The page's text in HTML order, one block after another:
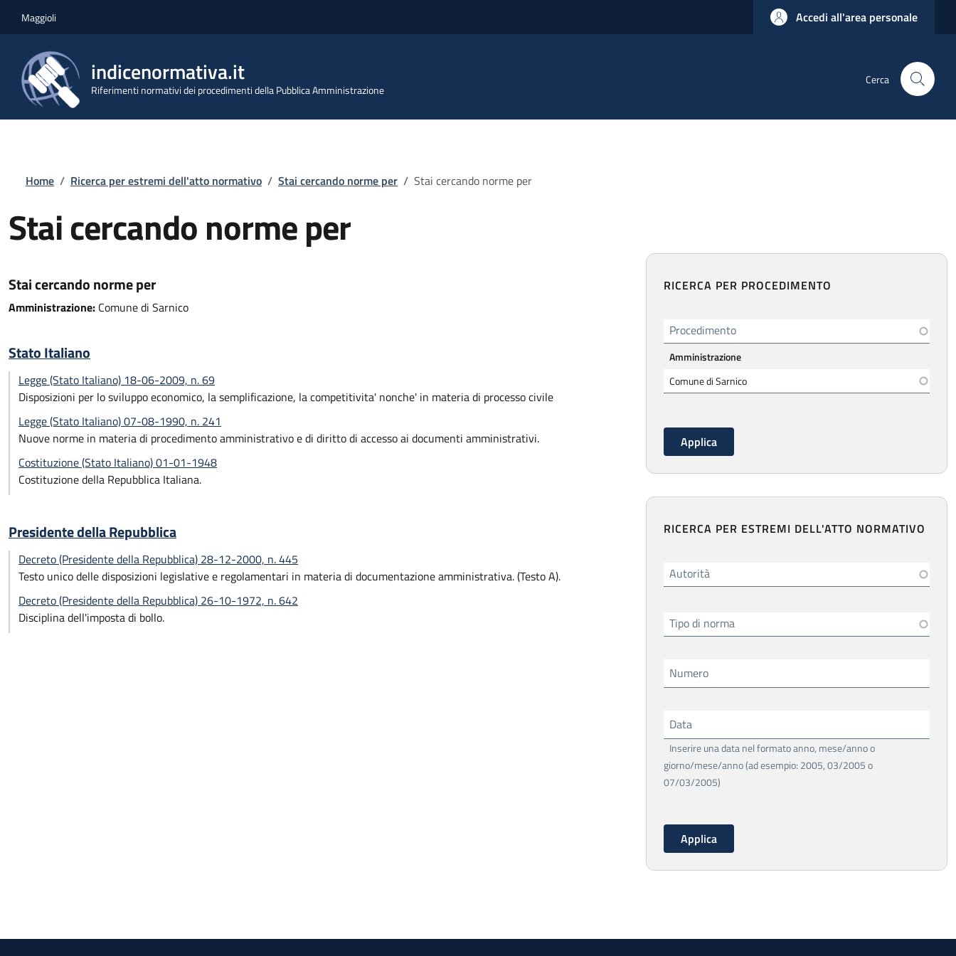
Maggioli Accedi all'area personale
indicenormativa.it
Riferimenti normativi dei procedimenti della Pubblica Amministrazione
Cerca
Briciole di pane
Home / Ricerca per estremi dell'atto normativo / Stai cercando norme per / Stai cercando norme per
Stai cercando norme per
Stai cercando norme per
Amministrazione: Comune di Sarnico
Stato Italiano
Legge (Stato Italiano) 18-06-2009, n. 69
Disposizioni per lo sviluppo economico, la semplificazione, la competitivita' nonche' in materia di processo civile
Legge (Stato Italiano) 07-08-1990, n. 241
Nuove norme in materia di procedimento amministrativo e di diritto di accesso ai documenti amministrativi.
Costituzione (Stato Italiano) 01-01-1948
Costituzione della Repubblica Italiana.
Presidente della Repubblica
Decreto (Presidente della Repubblica) 28-12-2000, n. 445
Testo unico delle disposizioni legislative e regolamentari in materia di documentazione amministrativa. (Testo A).
Decreto (Presidente della Repubblica) 26-10-1972, n. 642
Disciplina dell'imposta di bollo.
RICERCA PER PROCEDIMENTO
Procedimento
Amministrazione
RICERCA PER ESTREMI DELL'ATTO NORMATIVO
Autorità
Tipo di norma
Numero
Data
Inserire una data nel formato anno, mese/anno o
giorno/mese/anno (ad esempio: 2005, 03/2005 o
07/03/2005)